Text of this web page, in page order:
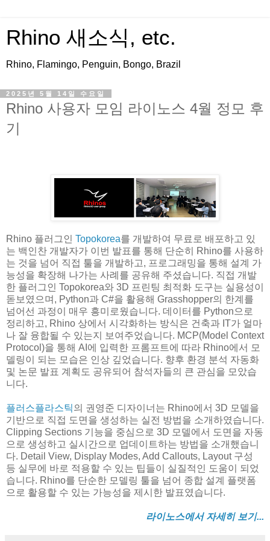
Rhino 새소식, etc.
Rhino, Flamingo, Penguin, Bongo, Brazil
2025년 5월 14일 수요일
Rhino 사용자 모임 라이노스 4월 정모 후
기
Rhino 플러그인 Topokorea를 개발하여 무료로 배포하고 있
는 백인찬 개발자가 이번 발표를 통해 단순히 Rhino를 사용하
는 것을 넘어 직접 툴을 개발하고, 프로그래밍을 통해 설계 가
능성을 확장해 나가는 사례를 공유해 주셨습니다. 직접 개발
한 플러그인 Topokorea와 3D 프린팅 최적화 도구는 실용성이
돋보였으며, Python과 C#을 활용해 Grasshopper의 한계를
넘어선 과정이 매우 흥미로웠습니다. 데이터를 Python으로
정리하고, Rhino 상에서 시각화하는 방식은 건축과 IT가 얼마
나 잘 융합될 수 있는지 보여주었습니다. MCP(Model Context
Protocol)을 통해 AI에 입력한 프롬프트에 따라 Rhino에서 모
델링이 되는 모습은 인상 깊었습니다. 향후 환경 분석 자동화
및 논문 발표 계획도 공유되어 참석자들의 큰 관심을 모았습
니다.
플러스플라스틱의 권영준 디자이너는 Rhino에서 3D 모델을
기반으로 직접 도면을 생성하는 실전 방법을 소개하였습니다.
Clipping Sections 기능을 중심으로 3D 모델에서 도면을 자동
으로 생성하고 실시간으로 업데이트하는 방법을 소개했습니
다. Detail View, Display Modes, Add Callouts, Layout 구성
등 실무에 바로 적용할 수 있는 팁들이 실질적인 도움이 되었
습니다. Rhino를 단순한 모델링 툴을 넘어 종합 설계 플랫폼
으로 활용할 수 있는 가능성을 제시한 발표였습니다.
라이노스에서 자세히 보기...